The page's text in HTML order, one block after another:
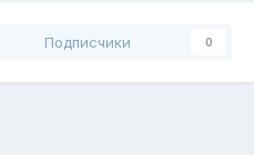
Подписчики 0